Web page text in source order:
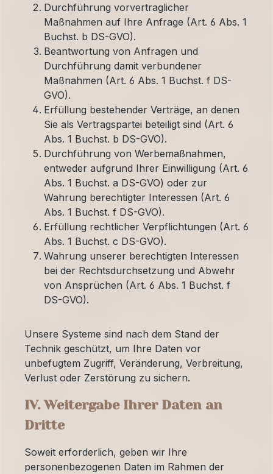
Durchführung vorvertraglicher
Maßnahmen auf Ihre Anfrage (Art. 6 Abs. 1
Buchst. b DS-GVO).
Beantwortung von Anfragen und
Durchführung damit verbundener
Maßnahmen (Art. 6 Abs. 1 Buchst. f DS-
GVO).
Erfüllung bestehender Verträge, an denen
Sie als Vertragspartei beteiligt sind (Art. 6
Abs. 1 Buchst. b DS-GVO).
Durchführung von Werbemaßnahmen,
entweder aufgrund Ihrer Einwilligung (Art. 6
Abs. 1 Buchst. a DS-GVO) oder zur
Wahrung berechtigter Interessen (Art. 6
Abs. 1 Buchst. f DS-GVO).
Erfüllung rechtlicher Verpflichtungen (Art. 6
Abs. 1 Buchst. c DS-GVO).
Wahrung unserer berechtigten Interessen
bei der Rechtsdurchsetzung und Abwehr
von Ansprüchen (Art. 6 Abs. 1 Buchst. f
DS-GVO).
Unsere Systeme sind nach dem Stand der
Technik geschützt, um Ihre Daten vor
unbefugtem Zugriff, Veränderung, Verbreitung,
Verlust oder Zerstörung zu sichern.
IV. Weitergabe Ihrer Daten an
Dritte
Soweit erforderlich, geben wir Ihre
personenbezogenen Daten im Rahmen der